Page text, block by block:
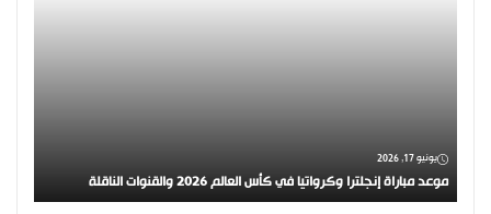
يونيو 17, 2026
موعد مباراة إنجلترا وكرواتيا في كأس العالم 2026 والقنوات الناقلة